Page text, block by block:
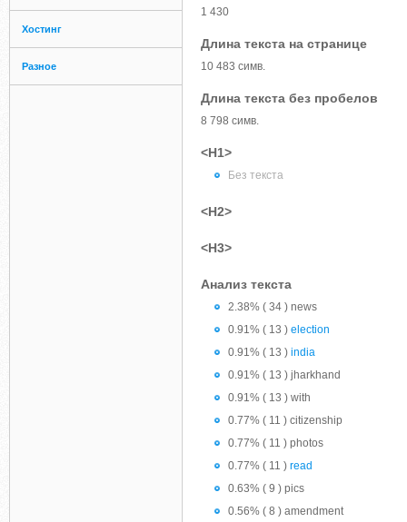
Хостинг
Разное
1 430
Длина текста на странице
10 483 симв.
Длина текста без пробелов
8 798 симв.
<H1>
Без текста
<H2>
<H3>
Анализ текста
2.38% ( 34 ) news
0.91% ( 13 ) election
0.91% ( 13 ) india
0.91% ( 13 ) jharkhand
0.91% ( 13 ) with
0.77% ( 11 ) citizenship
0.77% ( 11 ) photos
0.77% ( 11 ) read
0.63% ( 9 ) pics
0.56% ( 8 ) amendment